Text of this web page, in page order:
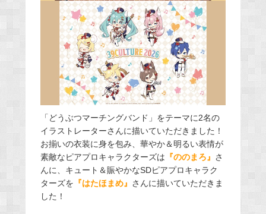
「どうぶつマーチングバンド」をテーマに2名の
イラストレーターさんに描いていただきました！
お揃いの衣装に身を包み、華やか＆明るい表情が
素敵なピアプロキャラクターズは 『ののまろ』 さ
んに、キュート＆賑やかなSDピアプロキャラク
ターズを 『はたほまめ』 さんに描いていただきま
した！